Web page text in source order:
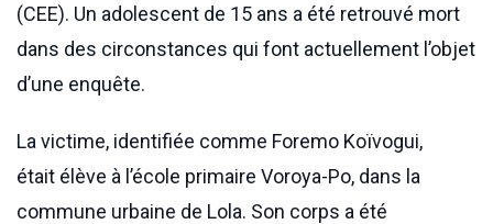
(CEE). Un adolescent de 15 ans a été retrouvé mort
dans des circonstances qui font actuellement l’objet
d’une enquête.
La victime, identifiée comme Foremo Koïvogui,
était élève à l’école primaire Voroya-Po, dans la
commune urbaine de Lola. Son corps a été